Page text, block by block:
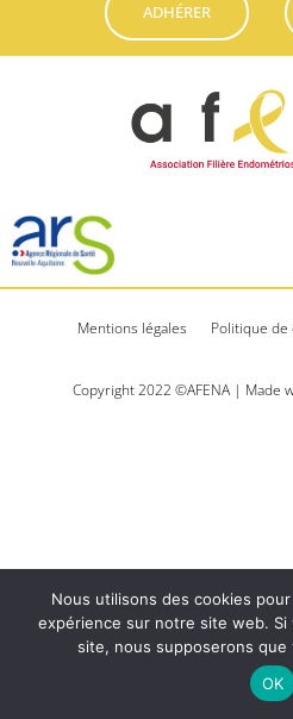
ADHÉRER
Mentions légales Politique
Copyright 2022 ©AFENA | Made
Nous utilisons des cookies
expérience sur notre site web.
site, nous supposerons
OK